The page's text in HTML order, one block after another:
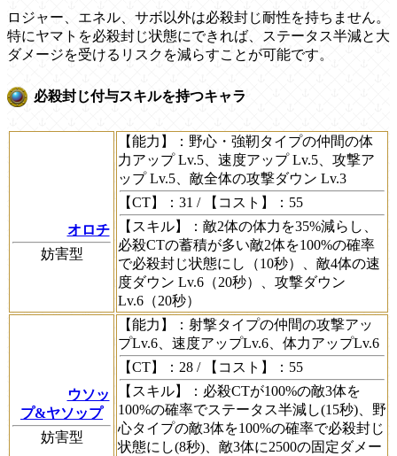
ロジャー、エネル、サボ以外は必殺封じ耐性を持ちません。
特にヤマトを必殺封じ状態にできれば、ステータス半減と大
ダメージを受けるリスクを減らすことが可能です。
必殺封じ付与スキルを持つキャラ
オロチ
妨害型
【能力】
：野心・強靭タイプの仲間の体
力アップ Lv.5、速度アップ Lv.5、攻撃ア
ップ Lv.5、敵全体の攻撃ダウン Lv.3
【CT】
：31 / 【コスト】
：55
【スキル】
：敵2体の体力を35%減らし、
必殺CTの蓄積が多い敵2体を100%の確率
で必殺封じ状態にし（10秒）、敵4体の速
度ダウン Lv.6（20秒）、攻撃ダウン
Lv.6（20秒）
ウソッ
プ&ヤソップ
妨害型
【能力】
：射撃タイプの仲間の攻撃アッ
プLv.6、速度アップLv.6、体力アップLv.6
【CT】
：28 / 【コスト】
：55
【スキル】
：必殺CTが100%の敵3体を
100%の確率でステータス半減し(15秒)、野
心タイプの敵3体を100%の確率で必殺封じ
状態にし(8秒)、敵3体に2500の固定ダメー